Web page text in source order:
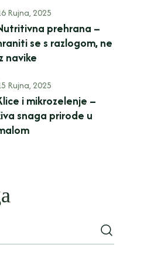
Rujna, 2025
prehrana –
se s razlogom, ne
navike
Rujna, 2025
i mikrozelenje –
snaga prirode u